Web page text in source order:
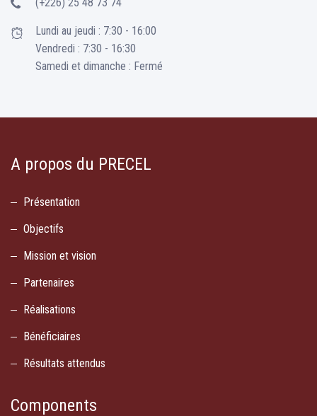
Lundi au jeudi : 7:30 - 16:00
Vendredi : 7:30 - 16:30
Samedi et dimanche : Fermé
A propos du PRECEL
Présentation
Objectifs
Mission et vision
Partenaires
Réalisations
Bénéficiaires
Résultats attendus
Components